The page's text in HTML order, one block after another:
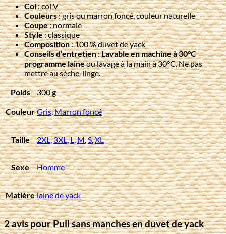
Col: col V
Couleurs: gris ou marron foncé, couleur naturelle
Coupe: normale
Style: classique
Composition: 100 % duvet de yack
Conseils d’entretien:Lavable en machine à 30°C
programme laineou lavage à la main à 30°C. Ne pas
mettre au sèche-linge.
Poids
300 g
Couleur Gris,Marron foncé
Taille 2XL,3XL,L,M,S,XL
Sexe Homme
Matière laine de yack
2 avis pourPull sans manches en duvet de yack